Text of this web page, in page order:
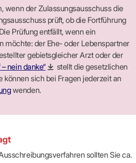
wenn der Zulassungsausschuss die
prüft, ob die Fortführung
Prüfung entfällt, wenn ein
möchte: der Ehe- oder Lebens­partner
gebietsgleicher Arzt oder der
nein danke“
stellt die gesetzlichen
können sich bei Fragen jederzeit an
wenden.
sollten Sie ca.